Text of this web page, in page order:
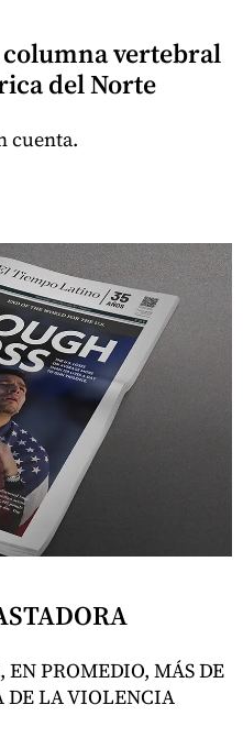
vertebral
del Norte
cuenta.
EN PROMEDIO, MÁS DE
DE LA VIOLENCIA